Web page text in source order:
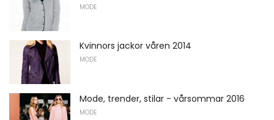
MODE
Kvinnors jackor våren 2014
MODE
Mode, trender, stilar - vårsommar 2016
MODE